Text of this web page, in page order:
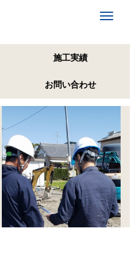
Toggle
施工実績
お問い合わせ